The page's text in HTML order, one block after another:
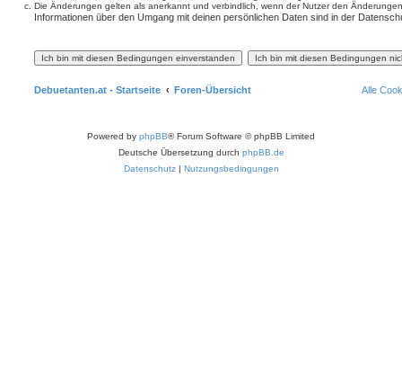
Die Änderungen gelten als anerkannt und verbindlich, wenn der Nutzer den
Informationen über den Umgang mit deinen persönlichen Daten sind in der
Debuetanten.at - Startseite Foren-Übersicht Alle
Powered by phpBB® Forum Software © phpBB Limited
Deutsche Übersetzung durch phpBB.de
Datenschutz | Nutzungsbedingungen